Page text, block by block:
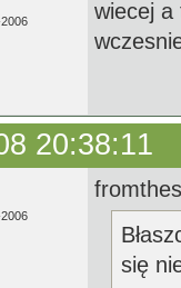
wiecej a
20:38:11
się